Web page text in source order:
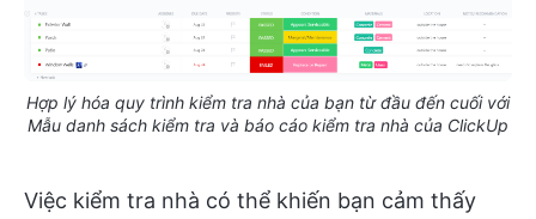
Hợp lý hóa quy trình kiểm tra nhà của bạn từ đầu đến cuối với
Mẫu danh sách kiểm tra và báo cáo kiểm tra nhà của ClickUp
Việc kiểm tra nhà có thể khiến bạn cảm thấy